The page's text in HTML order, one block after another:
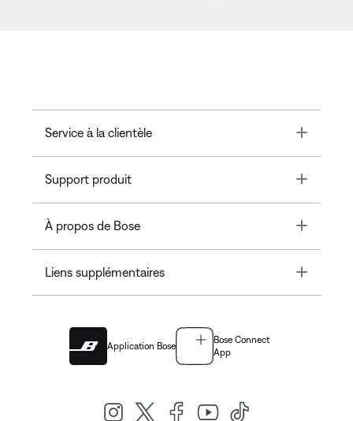
Service à la clientèle Toggle
Support produit Toggle
À propos de Bose Toggle
Liens supplémentaires Toggle
Application Bose
Bose Connect
App